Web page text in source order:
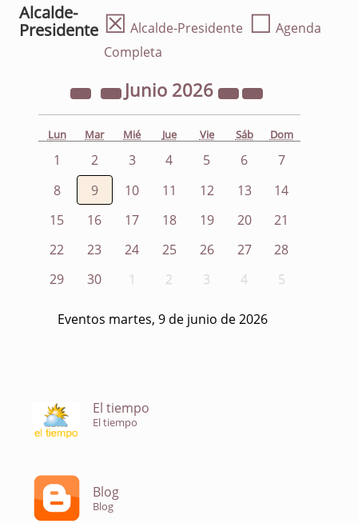
Alcalde-
Presidente ☒ Alcalde-Presidente ☐ Agenda
Completa
Junio 2026
Lun Mar Mié Jue Vie Sáb Dom
1 2 3 4 5 6
7
8
9 10 11 12 13
14
15
16 17 18 19 20
21
22
23 24 25 26 27
28
29
30 1 2 3 4 5
Eventos martes, 9 de junio de 2026
El tiempo
El tiempo
Blog
Blog